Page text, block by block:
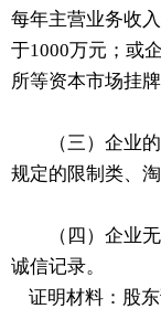
每年主营业务收
于1000万元；或
所等资本市场挂牌
（三）企业的
规定的限制类、淘
（四）企业无
诚信记录。
证明材料：股